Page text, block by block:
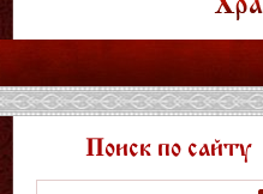
Поиск по сайту